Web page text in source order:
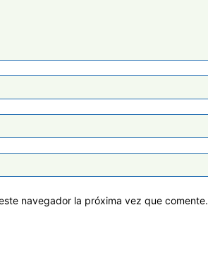
navegador la próxima vez que comente.